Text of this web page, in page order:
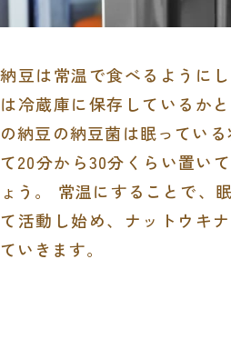
納豆は常温で食べるように
は冷蔵庫に保存しているか
の納豆の納豆菌は眠ってい
て20分から30分くらい置い
ょう。 常温にすることで、
て活動し始め、ナットウキ
ていきます。